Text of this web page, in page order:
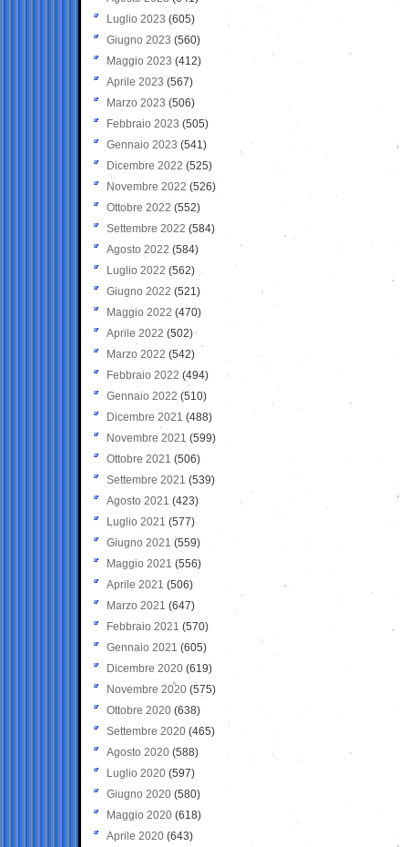
Luglio 2023 (605)
Giugno 2023 (560)
Maggio 2023 (412)
Aprile 2023 (567)
Marzo 2023 (506)
Febbraio 2023 (505)
Gennaio 2023 (541)
Dicembre 2022 (525)
Novembre 2022 (526)
Ottobre 2022 (552)
Settembre 2022 (584)
Agosto 2022 (584)
Luglio 2022 (562)
Giugno 2022 (521)
Maggio 2022 (470)
Aprile 2022 (502)
Marzo 2022 (542)
Febbraio 2022 (494)
Gennaio 2022 (510)
Dicembre 2021 (488)
Novembre 2021 (599)
Ottobre 2021 (506)
Settembre 2021 (539)
Agosto 2021 (423)
Luglio 2021 (577)
Giugno 2021(559)
Maggio 2021 (556)
Aprile 2021 (506)
Marzo 2021 (647)
Febbraio 2021 (570)
Gennaio 2021 (605)
Dicembre 2020 (619)
Novembre 2020 (575)
Ottobre 2020 (638)
Settembre 2020(465)
Agosto 2020 (588)
Luglio 2020 (597)
Giugno 2020 (580)
Maggio 2020 (618)
Aprile 2020 (643)